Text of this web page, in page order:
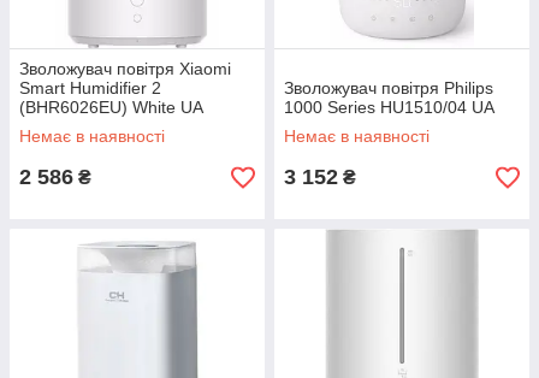
Зволожувач повітря Xiaomi
Smart Humidifier 2
(BHR6026EU) White UA
Немає в наявності
2 586 ₴
Зволожувач повітря Philips
1000 Series HU1510/04 UA
Немає в наявності
3 152 ₴